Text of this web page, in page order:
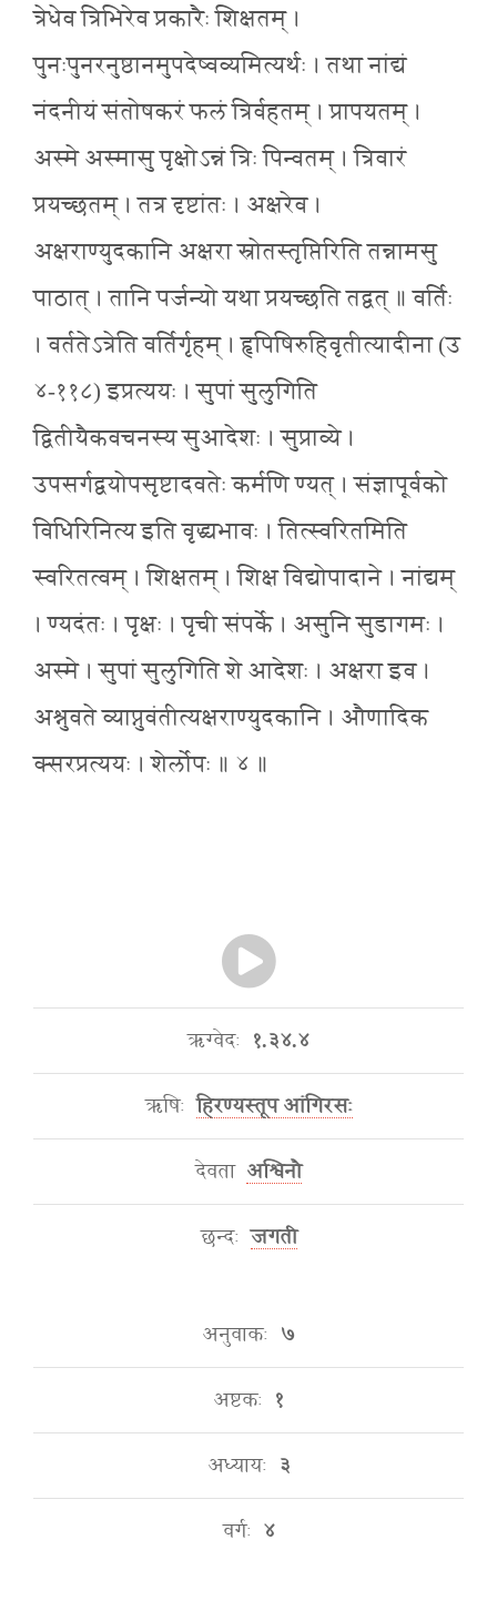
त्रेधेव त्रिभिरेव प्रकारैः शिक्षतम् ।
पुनःपुनरनुष्ठानमुपदेष्वव्यमित्यर्थः । तथा नांद्यं
नंदनीयं संतोषकरं फलं त्रिर्वहतम् । प्रापयतम् ।
अस्मे अस्मासु पृक्षोऽन्नं त्रिः पिन्वतम् । त्रिवारं
प्रयच्छतम् । तत्र दृष्टांतः । अक्षरेव ।
अक्षराण्युदकानि अक्षरा स्रोतस्तृप्तिरिति तन्नामसु
पाठात् । तानि पर्जन्यो यथा प्रयच्छति तद्वत् ॥ वर्तिः
। वर्ततेऽत्रेति वर्तिर्गृहम् । हृपिषिरुहिवृतीत्यादीना (उ
४-११८) इप्रत्ययः । सुपां सुलुगिति
द्वितीयैकवचनस्य सुआदेशः । सुप्राव्ये ।
उपसर्गद्वयोपसृष्टादवतेः कर्मणि ण्यत् । संज्ञापूर्वको
विधिरिनित्य इति वृद्ध्यभावः । तित्स्वरितमिति
स्वरितत्वम् । शिक्षतम् । शिक्ष विद्योपादाने । नांद्यम्
। ण्यदंतः । पृक्षः । पृची संपर्के । असुनि सुडागमः ।
अस्मे । सुपां सुलुगिति शे आदेशः । अक्षरा इव ।
अश्नुवते व्याप्नुवंतीत्यक्षराण्युदकानि । औणादिक
क्सरप्रत्ययः । शेर्लोपः ॥ ४ ॥
ऋग्वेदः १.३४.४
ऋषिः हिरण्यस्तूप आंगिरसः
देवता अश्विनौ
छन्दः जगती
अनुवाकः ७
अष्टकः १
अध्यायः ३
वर्गः ४